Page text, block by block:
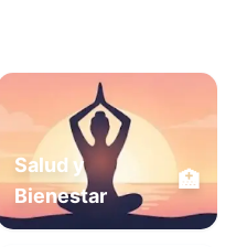
Salud y
Bienestar
🏥